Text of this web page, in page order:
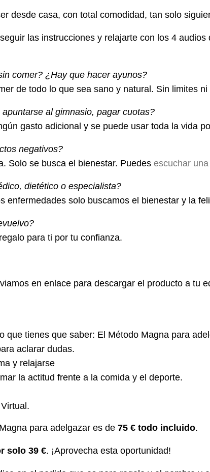
desde casa, con total comodidad, tan solo
las instrucciones y relajarte con los 4
comer? ¿Hay que hacer ayunos?
de todo lo que sea sano y natural. Sin limites
al gimnasio, pagar cuotas?
gasto adicional y se puede usar toda la vida
negativos?
Solo se busca el bienestar. Puedes escuchar
dietético o especialista?
enfermedades solo buscamos el bienestar y la
para ti por tu confianza.
en enlace para descargar el producto a tu
que tienes que saber: El Método Magna para
aclarar dudas.
y relajarse
la actitud frente a la comida y el deporte.
para adelgazar es de 75 € todo incluido.
solo 39 €. ¡Aprovecha esta oportunidad!